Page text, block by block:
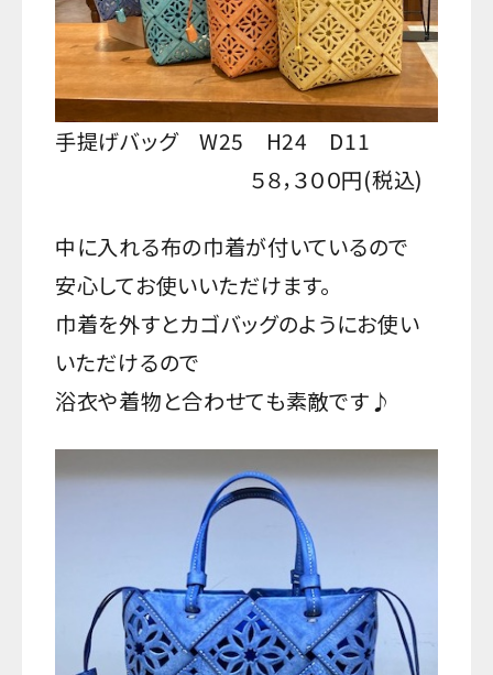
手提げバッグ W25 H24 D11
５８，３００円(税込)
中に入れる布の巾着が付いているので
安心してお使いいただけます。
巾着を外すとカゴバッグのようにお使い
いただけるので
浴衣や着物と合わせても素敵です♪